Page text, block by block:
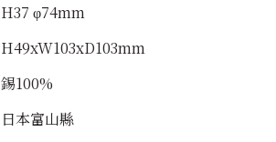
H37 φ74mm
H49xW103xD103mm
錫100%
日本富山縣